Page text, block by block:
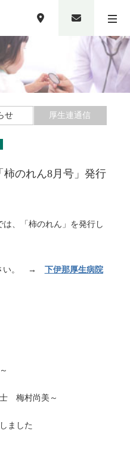
せ 厚生連通信
のれん8月号」発行
、「柿のれん」を発行し
さい。 → 下伊那厚生病院
梅村尚美～
ました